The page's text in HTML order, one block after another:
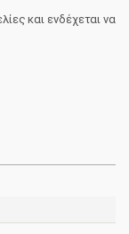
και ενδέχεται να